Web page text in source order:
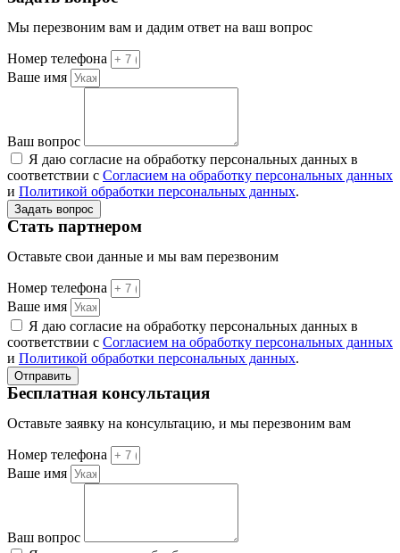
Мы перезвоним вам и дадим ответ на ваш вопрос
Номер телефона
Ваше имя
Ваш вопрос
Я даю согласие на обработку персональных данных в
соответствии с Согласием на обработку персональных данных
и Политикой обработки персональных данных.
Задать вопрос
Стать партнером
Оставьте свои данные и мы вам перезвоним
Номер телефона
Ваше имя
Я даю согласие на обработку персональных данных в
соответствии с Согласием на обработку персональных данных
и Политикой обработки персональных данных.
Отправить
Бесплатная консультация
Оставьте заявку на консультацию, и мы перезвоним вам
Номер телефона
Ваше имя
Ваш вопрос